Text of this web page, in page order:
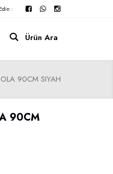
:
Ürün Ara
90CM SIYAH
90CM